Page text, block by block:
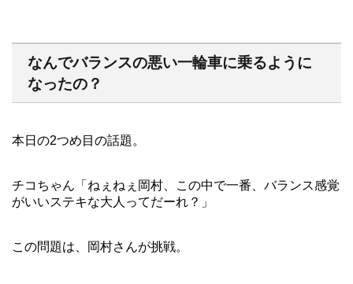
なんでバランスの悪い一輪車に乗るように
なったの？
本日の2つめ目の話題。
チコちゃん「ねぇねぇ岡村、この中で一番、バランス感覚
がいいステキな大人ってだーれ？」
この問題は、岡村さんが挑戦。